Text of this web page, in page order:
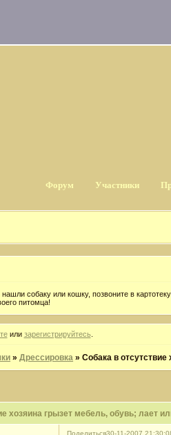
Форум Участники
собаку или кошку, позвоните в
питомца!
или зарегистрируйтесь
»Дрессировка »Собака в отсутствие
хозяина грызет мебель, обувь; лает
Поделиться30-11-2007